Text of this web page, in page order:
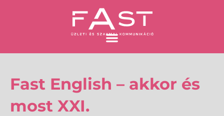
Fast English – akkor és
most XXI.